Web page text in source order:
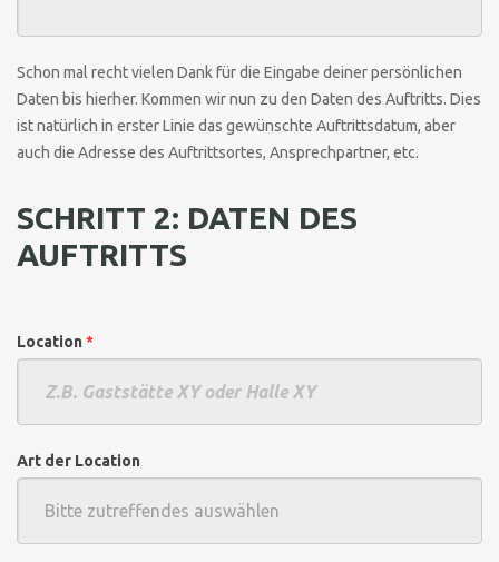
Schon mal recht vielen Dank für die Eingabe deiner persönlichen
Daten bis hierher. Kommen wir nun zu den Daten des Auftritts. Dies
ist natürlich in erster Linie das gewünschte Auftrittsdatum, aber
auch die Adresse des Auftrittsortes, Ansprechpartner, etc.
SCHRITT 2: DATEN DES
AUFTRITTS
Location *
Art der Location